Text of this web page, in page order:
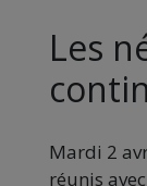
Les
Mardi 2
réunis